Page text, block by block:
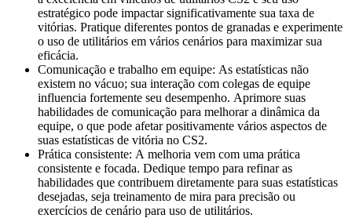
estratégico pode impactar significativamente sua taxa de
vitórias. Pratique diferentes pontos de granadas e experimente
o uso de utilitários em vários cenários para maximizar sua
eficácia.
Comunicação e trabalho em equipe: As estatísticas não
existem no vácuo; sua interação com colegas de equipe
influencia fortemente seu desempenho. Aprimore suas
habilidades de comunicação para melhorar a dinâmica da
equipe, o que pode afetar positivamente vários aspectos de
suas estatísticas de vitória no CS2.
Prática consistente: A melhoria vem com uma prática
consistente e focada. Dedique tempo para refinar as
habilidades que contribuem diretamente para suas estatísticas
desejadas, seja treinamento de mira para precisão ou
exercícios de cenário para uso de utilitários.